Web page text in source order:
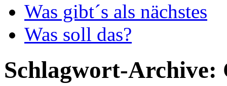
Was gibt´s als nächstes
Was soll das?
Schlagwort-Archive: